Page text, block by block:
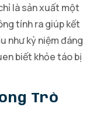
là sản xuất một
tính ra giúp kết
như kỷ niệm đáng
biết khỏe táo bị
Trò